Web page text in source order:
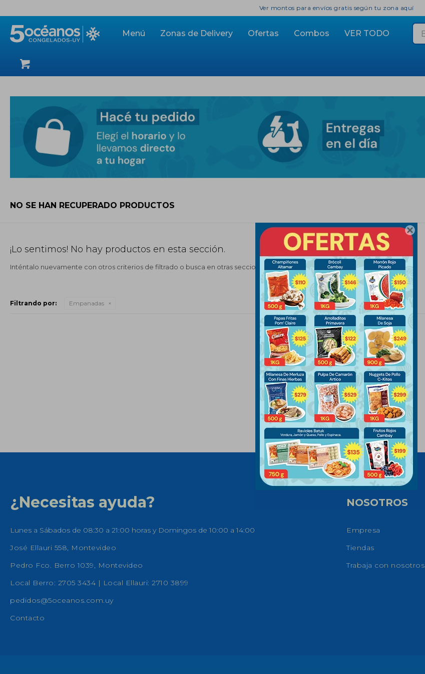

Menú Zonas de Delivery Ofertas Combos VER TODO
Ver montos para envíos gratis según tu zona aquí
NO SE HAN RECUPERADO PRODUCTOS
¡Lo sentimos! No hay productos en esta sección.
Inténtalo nuevamente con otros criterios de filtrado o busca en otras secciones de nuestro catálogo.
Filtrando por: Empanadas
¿Necesitas ayuda?
Lunes a Sábados de 08:30 a 21:00 horas y Domingos de 10:00 a 14:00
José Ellauri 558, Montevideo
Pedro Fco. Berro 1039, Montevideo
Local Berro: 2705 3434 | Local Ellauri: 2710 3899
pedidos@5oceanos.com.uy
Contacto
NOSOTROS
Empresa
Tiendas
Trabaja con nosotros